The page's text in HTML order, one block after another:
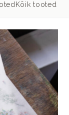
Kõik tooted